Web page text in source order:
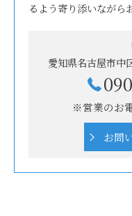
るよう寄り添いながら
愛知県名古屋市中
※営業のお
お問